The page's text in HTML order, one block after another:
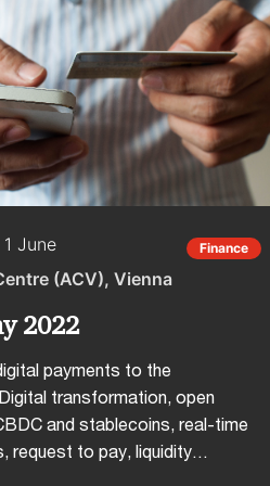
al mercato.Navi, porti,
dove nasce la competitività
e quando investire per
una leadership.PwC Italia è
dell'iniziativa.Interviene
Director PwC Italia, ESG
con un intervento sul
2050La
è gratuita previa
June Finance
(ACV), Vienna
2022
payments to the
transformation, open
and stablecoins, real-time
request to pay, liquidity